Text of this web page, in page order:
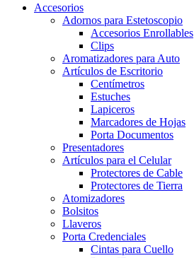
Accesorios
Adornos para Estetoscopio
Accesorios Enrollables
Clips
Aromatizadores para Auto
Artículos de Escritorio
Centímetros
Estuches
Lapiceros
Marcadores de Hojas
Porta Documentos
Presentadores
Artículos para el Celular
Protectores de Cable
Protectores de Tierra
Atomizadores
Bolsitos
Llaveros
Porta Credenciales
Cintas para Cuello